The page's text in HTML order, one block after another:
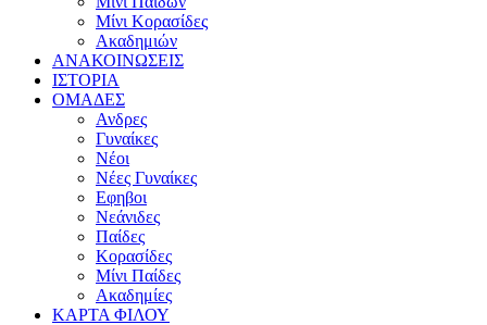
Μίνι Κορασίδες
Ακαδημιών
ΑΝΑΚΟΙΝΩΣΕΙΣ
ΙΣΤΟΡΙΑ
ΟΜΑΔΕΣ
Ανδρες
Γυναίκες
Νέοι
Νέες Γυναίκες
Εφηβοι
Νεάνιδες
Παίδες
Κορασίδες
Μίνι Παίδες
Ακαδημίες
ΚΑΡΤΑ ΦΙΛΟΥ